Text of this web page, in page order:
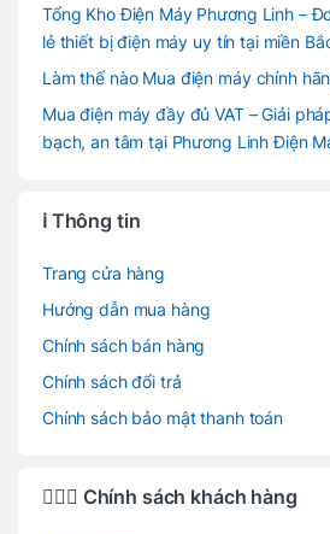
Tổng Kho Điện Máy Phương Linh –
lẻ thiết bị điện máy uy tín tại miền
Làm thế nào Mua điện máy chính
Mua điện máy đầy đủ VAT – Giải
bạch, an tâm tại Phương Linh Điện
ℹ️ Thông tin
Trang cửa hàng
Hướng dẫn mua hàng
Chính sách bán hàng
Chính sách đổi trả
Chính sách bảo mật thanh toán
🙋🏻‍♂️ Chính sách khách hàng